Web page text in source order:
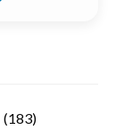
(183)